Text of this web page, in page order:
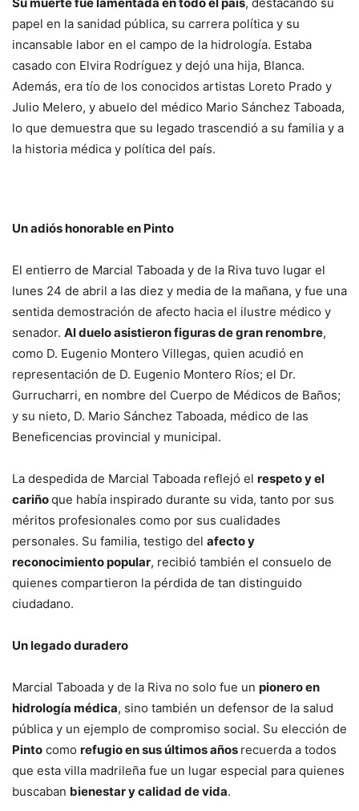
papel en la sanidad pública, su carrera política y su
incansable labor en el campo de la hidrología. Estaba
casado con Elvira Rodríguez y dejó una hija, Blanca.
Además, era tío de los conocidos artistas Loreto Prado y
Julio Melero, y abuelo del médico Mario Sánchez Taboada,
lo que demuestra que su legado trascendió a su familia y a
la historia médica y política del país.
Un adiós honorable en Pinto
El entierro de Marcial Taboada y de la Riva tuvo lugar el
lunes 24 de abril a las diez y media de la mañana, y fue una
sentida demostración de afecto hacia el ilustre médico y
senador. Al duelo asistieron figuras de gran renombre,
como D. Eugenio Montero Villegas, quien acudió en
representación de D. Eugenio Montero Ríos; el Dr.
Gurrucharri, en nombre del Cuerpo de Médicos de Baños;
y su nieto, D. Mario Sánchez Taboada, médico de las
Beneficencias provincial y municipal.
La despedida de Marcial Taboada reflejó el respeto y el
cariñoque había inspirado durante su vida, tanto por sus
méritos profesionales como por sus cualidades
personales. Su familia, testigo del afecto y
reconocimiento popular, recibió también el consuelo de
quienes compartieron la pérdida de tan distinguido
ciudadano.
Un legado duradero
Marcial Taboada y de la Riva no solo fue un pionero en
hidrología médica, sino también un defensor de la salud
pública y un ejemplo de compromiso social. Su elección de
Pinto como refugio en sus últimos años recuerda a todos
que esta villa madrileña fue un lugar especial para quienes
buscaban bienestar y calidad de vida.